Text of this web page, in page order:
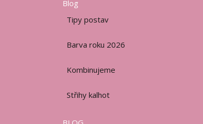
Blog
Tipy postav
Barva roku 2026
Kombinujeme
Střihy kalhot